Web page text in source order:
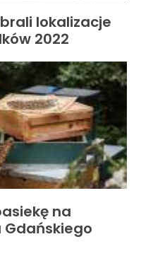
lokalizacje
2022
na